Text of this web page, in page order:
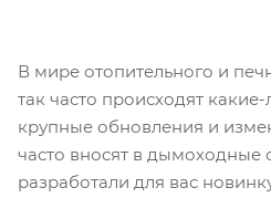
В мире отопительного и
так часто происходят
крупные обновления и
часто вносят в дымоходные
разработали для вас